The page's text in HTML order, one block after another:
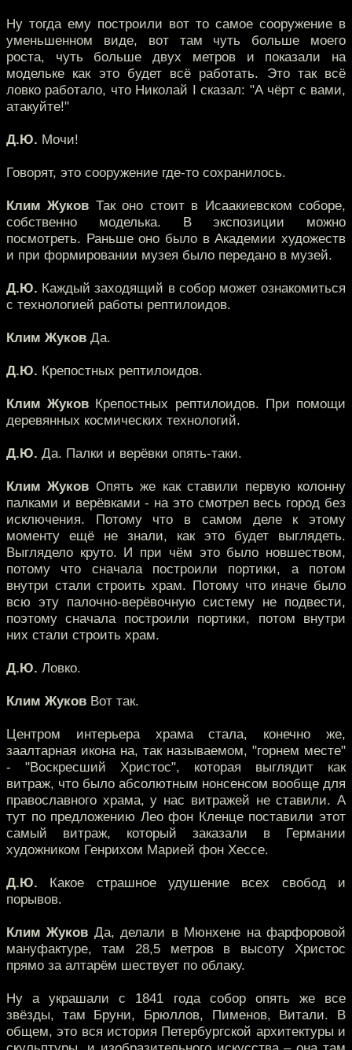
Ну тогда ему построили вот то самое сооружение в
уменьшенном виде, вот там чуть больше моего
роста, чуть больше двух метров и показали на
модельке как это будет всё работать. Это так всё
ловко работало, что Николай I сказал: "А чёрт с вами,
атакуйте!"
Д.Ю. Мочи!
Говорят, это сооружение где-то сохранилось.
Клим Жуков Так оно стоит в Исаакиевском соборе,
собственно моделька. В экспозиции можно
посмотреть. Раньше оно было в Академии художеств
и при формировании музея было передано в музей.
Д.Ю. Каждый заходящий в собор может ознакомиться
с технологией работы рептилоидов.
Клим Жуков Да.
Д.Ю. Крепостных рептилоидов.
Клим Жуков Крепостных рептилоидов. При помощи
деревянных космических технологий.
Д.Ю. Да. Палки и верёвки опять-таки.
Клим Жуков Опять же как ставили первую колонну
палками и верёвками - на это смотрел весь город без
исключения. Потому что в самом деле к этому
моменту ещё не знали, как это будет выглядеть.
Выглядело круто. И при чём это было новшеством,
потому что сначала построили портики, а потом
внутри стали строить храм. Потому что иначе было
всю эту палочно-верёвочную систему не подвести,
поэтому сначала построили портики, потом внутри
них стали строить храм.
Д.Ю. Ловко.
Клим Жуков Вот так.
Центром интерьера храма стала, конечно же,
заалтарная икона на, так называемом, "горнем месте"
- "Воскресший Христос", которая выглядит как
витраж, что было абсолютным нонсенсом вообще для
православного храма, у нас витражей не ставили. А
тут по предложению Лео фон Кленце поставили этот
самый витраж, который заказали в Германии
художником Генрихом Марией фон Хессе.
Д.Ю. Какое страшное удушение всех свобод и
порывов.
Клим Жуков Да, делали в Мюнхене на фарфоровой
мануфактуре, там 28,5 метров в высоту Христос
прямо за алтарём шествует по облаку.
Ну а украшали с 1841 года собор опять же все
звёзды, там Бруни, Брюллов, Пименов, Витали. В
общем, это вся история Петербургской архитектуры и